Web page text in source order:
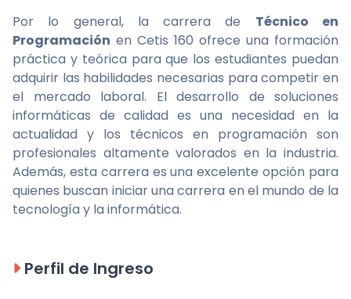
Por lo general, la carrera de Técnico en
Programación en Cetis 160 ofrece una formación
práctica y teórica para que los estudiantes puedan
adquirir las habilidades necesarias para competir en
el mercado laboral. El desarrollo de soluciones
informáticas de calidad es una necesidad en la
actualidad y los técnicos en programación son
profesionales altamente valorados en la industria.
Además, esta carrera es una excelente opción para
quienes buscan iniciar una carrera en el mundo de la
tecnología y la informática.
Perfil de Ingreso